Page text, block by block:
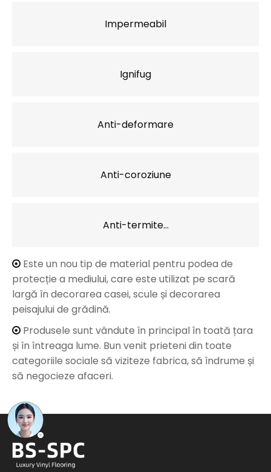
Impermeabil
Ignifug
Anti-deformare
Anti-coroziune
Anti-termite...
 Este un nou tip de material pentru podea de
protecție a mediului, care este utilizat pe scară
largă în decorarea casei, scule și decorarea
peisajului de grădină.
 Produsele sunt vândute în principal în toată țara
și în întreaga lume. Bun venit prieteni din toate
categoriile sociale să viziteze fabrica, să îndrume și
să negocieze afaceri.